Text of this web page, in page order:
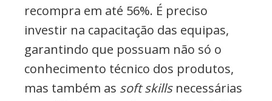
recompra em até 56%. É preciso
investir na capacitação das equipas,
garantindo que possuam não só o
conhecimento técnico dos produtos,
mas também as soft skillsnecessárias